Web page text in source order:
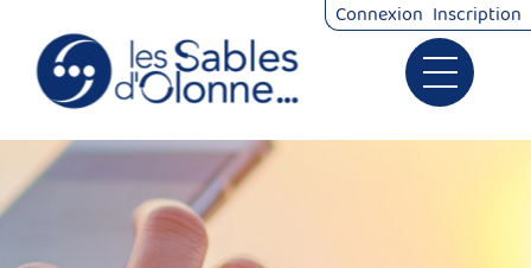
Ouvrir le
Démarches
Connexion Inscription